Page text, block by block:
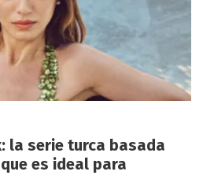
la serie turca basada
es ideal para